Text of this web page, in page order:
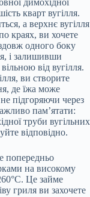
кварт вугілля.
а верхнє вугілля
краях, ви хочете
одного боку
і залишивши
від вугілля.
ви створите
де їжа може
підгоряючи через
пам’ятати:
труби вугільних
відповідно.
попередньо
на високому
Це займе
гриля ви захочете